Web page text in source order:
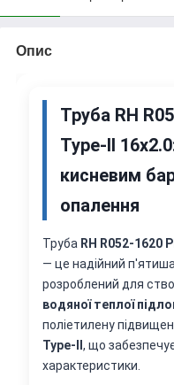
Опис
Труба RH
Type-II
кисневим
опалення
Труба RH R052-1620
— це надійний
розроблений для
водяної теплої
поліетилену
Type-II , що
характеристики.